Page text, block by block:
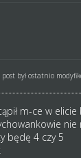
post był ostatnio
m-ce w
będę 4 czy 5